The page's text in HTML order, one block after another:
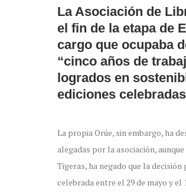
La Asociación de
el fin de la etapa de
cargo que ocupaba
“cinco años de
logrados en
ediciones
La propia Orúe, sin embargo, ha
alegadas por la asociación,
Tigeras, ha negado que la
celebrada entre el 29 de mayo y el